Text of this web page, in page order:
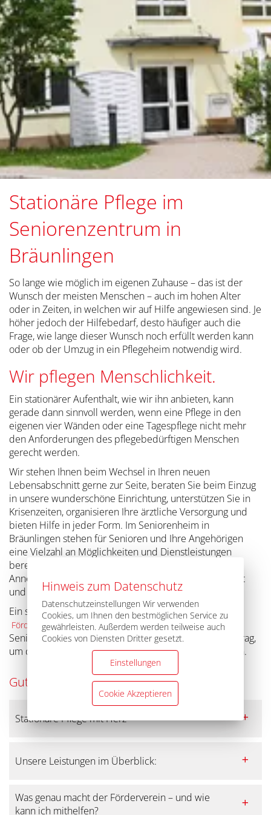
Stationäre Pflege im
Seniorenzentrum in
Bräunlingen
So lange wie möglich im eigenen Zuhause – das ist der
Wunsch der meisten Menschen – auch im hohen Alter
oder in Zeiten, in welchen wir auf Hilfe angewiesen sind. Je
höher jedoch der Hilfebedarf, desto häufiger auch die
Frage, wie lange dieser Wunsch noch erfüllt werden kann
oder ob der Umzug in ein Pflegeheim notwendig wird.
Wir pflegen Menschlichkeit.
Ein stationärer Aufenthalt, wie wir ihn anbieten, kann
gerade dann sinnvoll werden, wenn eine Pflege in den
eigenen vier Wänden oder eine Tagespflege nicht mehr
den Anforderungen des pflegebedürftigen Menschen
gerecht werden.
Wir stehen Ihnen beim Wechsel in Ihren neuen
Lebensabschnitt gerne zur Seite, beraten Sie beim Einzug
in unsere wunderschöne Einrichtung, unterstützen Sie in
Krisenzeiten, organisieren Ihre ärztliche Versorgung und
bieten Hilfe in jeder Form. Im Seniorenheim in
Bräunlingen stehen für Senioren und Ihre Angehörigen
eine Vielzahl an Möglichkeiten und Dienstleistungen
bereit. Nutzen Sie unsere Wahlmöglichkeiten und die
Annehmlichkeiten einer starken sozialen Gemeinschaft
und erprobter professioneller Hilfe.
Ein starkes Miteinander ist entscheidend: Der
Förderverein des Seniorenzentrumsleistet bei uns im
Seniorenzentrum in Bräunlingen einen wertvollen Beitrag,
um das Leben im Haus noch lebenswerter zu gestalten.
Gut zu Wissen!
Stationäre Pflege mit Herz
Zähringerstadt Bräunlingen und verfügt über einen
eine Cafeteria und eine goßzügig angelegte Terrasse.
Unsere Leistungen im Überblick:
Bei uns erhalten Sie rund um die Uhr, ausschließlich von
geschultem Personal, optimale Pflege und Betreuung.
Was genau macht der Förderverein – und wie
kann ich mithelfen?
Hinweis zum Datenschutz
Datenschutzeinstellungen Wir verwenden
Cookies, um Ihnen den bestmöglichen Service zu
gewährleisten. Außerdem werden teilweise auch
Cookies von Diensten Dritter gesetzt.
Einstellungen
Cookie Akzeptieren